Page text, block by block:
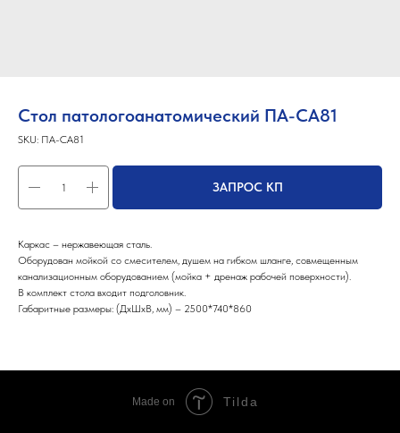
Стол патологоанатомический ПА-СА81
SKU: ПА-СА81
ЗАПРОС КП
Каркас – нержавеющая сталь.
Оборудован мойкой со смесителем, душем на гибком шланге, совмещенным
канализационным оборудованием (мойка + дренаж рабочей поверхности).
В комплект стола входит подголовник.
Габаритные размеры: (ДхШхВ, мм) – 2500*740*860
Made on Tilda